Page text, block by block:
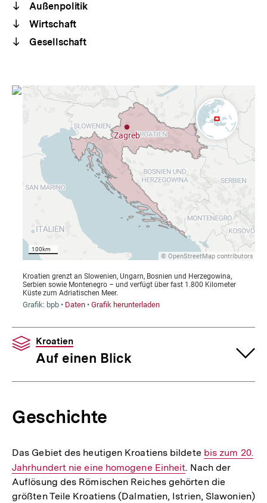
Außenpolitik
Wirtschaft
Gesellschaft
Kroatien
Auf einen Blick
Geschichte
Das Gebiet des heutigen Kroatiens bildete Interner
Link:
bis zum 20.
Jahrhundert nie eine homogene Einheit. Nach der
Auflösung des Römischen Reiches gehörten die
größten Teile Kroatiens (Dalmatien, Istrien, Slawonien)